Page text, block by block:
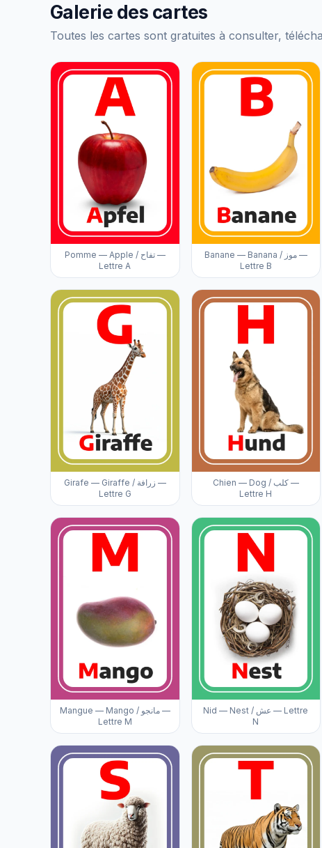
Galerie des cartes
Toutes les cartes sont gratuites à consulter,
Pomme — Apple / تفاح —
Lettre A
Banane — Banana / موز —
Lettre B
Girafe — Giraffe / زرافة —
Lettre G
Chien — Dog / كلب —
Lettre H
Mangue — Mango / مانجو —
Lettre M
Nid — Nest / عش — Lettre
N